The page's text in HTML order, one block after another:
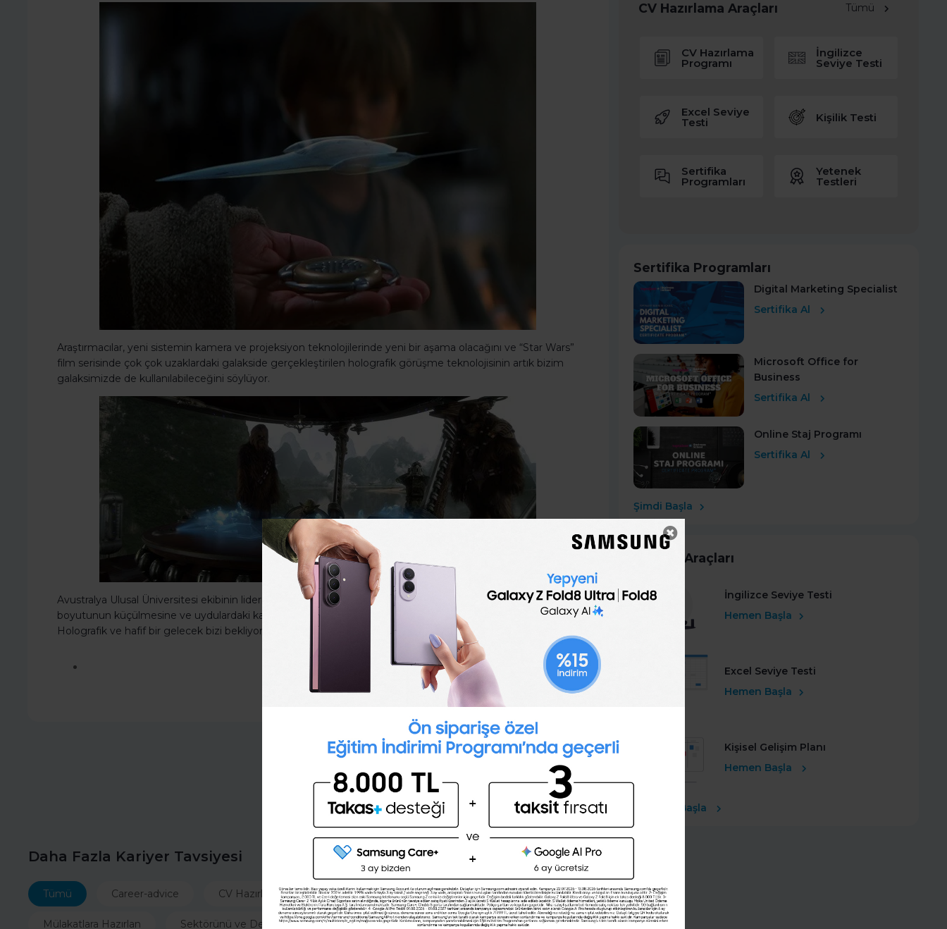
Kişilik testini çözerek gelecekteki
mesleğini öğrenmek ister misin ?
Araştırmacılar, yeni sistemin kamera ve projeksiyon teknolojilerinde yeni bir aşama olacağını ve “Star Wars”
film serisinde çok çok uzaklardaki galakside gerçekleştirilen holografik görüşme teknolojisinin artık bizim
galaksimizde de kullanılabileceğini söylüyor.
Avustralya Ulusal Üniversitesi ekibinin lideri Sergey Kurk, “Nano malzemeler, akıllı telefonlardaki kameraların
boyutunun küçülmesine ve uydulardaki karmaşık optik sistemlerin ağırlığının azaltılmasına da yarayacak.
Holografik ve hafif bir gelecek bizi bekliyor” diyor.
CV Hazırlama Araçları Tümü
CV Hazırlama
Programı
İngilizce
Seviye Testi
Excel Seviye
Testi Kişilik Testi
Sertifika
Programları
Yetenek
Testleri
Sertifika Programları
Digital Marketing Specialist
Sertifika Al
Microsoft Office for
Business
Sertifika Al
Online Staj Programı
Sertifika Al
Şimdi Başla
Kariyer Araçları
İngilizce Seviye Testi
Hemen Başla
Excel Seviye Testi
Hemen Başla
Kişisel Gelişim Planı
Hemen Başla
Ücretsiz Başla
Daha Fazla Kariyer Tavsiyesi
Tümü Career-advice CV Hazırla İnsan Kaynakları İş Hayatında Başarı
Mülakatlara Hazırlan Sektörünü ve Departmanını Seç Şirketleri Keşfet